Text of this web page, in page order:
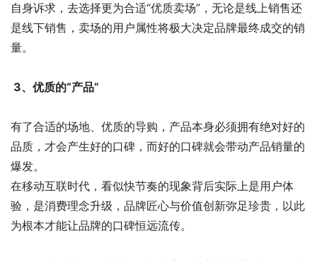
自身诉求，去选择更为合适“优质卖场”，无论是线上销售还
是线下销售，卖场的用户属性将极大决定品牌最终成交的销
量。
3、优质的“产品”
有了合适的场地、优质的导购，产品本身必须拥有绝对好的
品质，才会产生好的口碑，而好的口碑就会带动产品销量的
爆发。
在移动互联时代，看似快节奏的现象背后实际上是用户体
验，是消费理念升级，品牌匠心与价值创新弥足珍贵，以此
为根本才能让品牌的口碑恒远流传。